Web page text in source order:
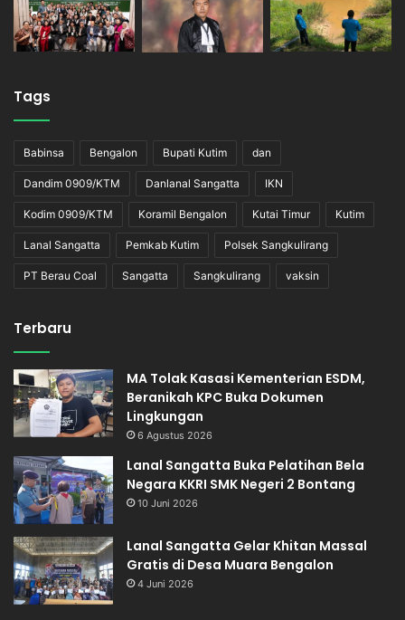
Tags
Babinsa Bengalon Bupati Kutim dan
Dandim 0909/KTM Danlanal Sangatta IKN
Kodim 0909/KTM Koramil Bengalon Kutai Timur Kutim
Lanal Sangatta Pemkab Kutim Polsek Sangkulirang
PT Berau Coal Sangatta Sangkulirang vaksin
Terbaru
MA Tolak Kasasi Kementerian ESDM,
Beranikah KPC Buka Dokumen
Lingkungan
6 Agustus 2026
Lanal Sangatta Buka Pelatihan Bela
Negara KKRI SMK Negeri 2 Bontang
10 Juni 2026
Lanal Sangatta Gelar Khitan Massal
Gratis di Desa Muara Bengalon
4 Juni 2026